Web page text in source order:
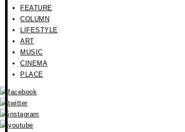
FEATURE
COLUMN
LIFESTYLE
ART
MUSIC
CINEMA
PLACE